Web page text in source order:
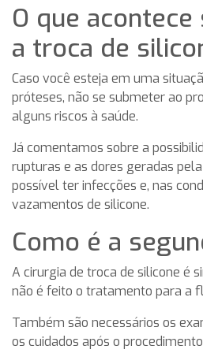
O que
a troca de
Caso você esteja em uma
próteses, não se submeter ao
alguns riscos à saúde.
Já comentamos sobre a
rupturas e as dores geradas
possível ter infecções e, nas
vazamentos de silicone.
Como é a
A cirurgia de troca de silicone é
não é feito o tratamento para a
Também são necessários os
os cuidados após o